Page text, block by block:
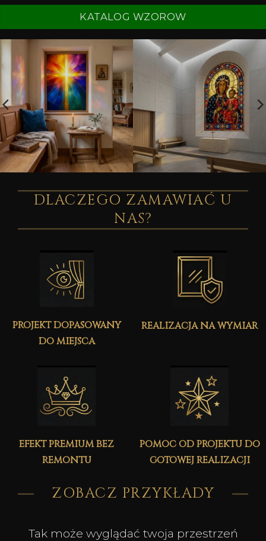
KATALOG WZOROW
DLACZEGO ZAMAWIAĆ U
NAS?
projekt dopasowany
do miejsca
realizacja na wymiar
efekt premium bez
remontu
pomoc od projektu do
gotowej realizacji
ZOBACZ PRZYKŁADY
Tak może wyglądać twoja przestrzeń